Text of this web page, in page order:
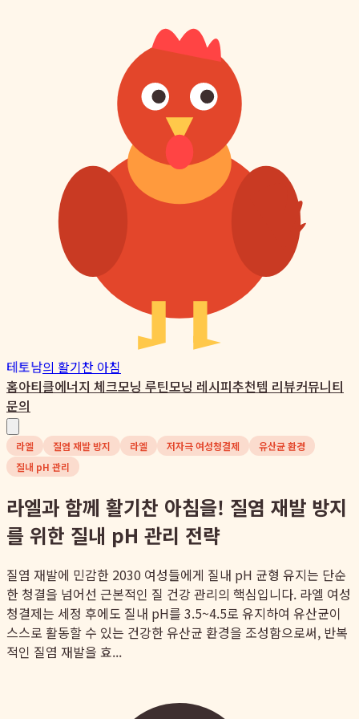
테토남의 활기찬 아침
홈아티클에너지 체크모닝 루틴모닝 레시피추천템 리뷰커뮤니티
문의
라엘 질염 재발 방지 라엘 저자극 여성청결제
유산균 환경
질내 pH 관리
라엘과 함께 활기찬 아침을! 질염 재발 방지
를 위한 질내 pH 관리 전략
질염 재발에 민감한 2030 여성들에게 질내 pH 균형 유지는 단순
한 청결을 넘어선 근본적인 질 건강 관리의 핵심입니다. 라엘 여성
청결제는 세정 후에도 질내 pH를 3.5~4.5로 유지하여 유산균이
스스로 활동할 수 있는 건강한 유산균 환경을 조성함으로써, 반복
적인 질염 재발을 효...